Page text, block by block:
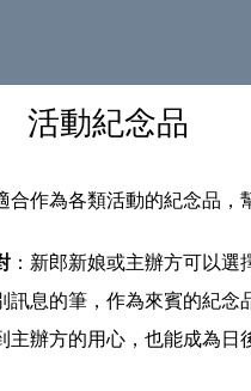
活動紀念品
合作為各類活動的紀念品，
：新郎新娘或主辦方可以選
訊息的筆，作為來賓的紀念
主辦方的用心，也能成為日